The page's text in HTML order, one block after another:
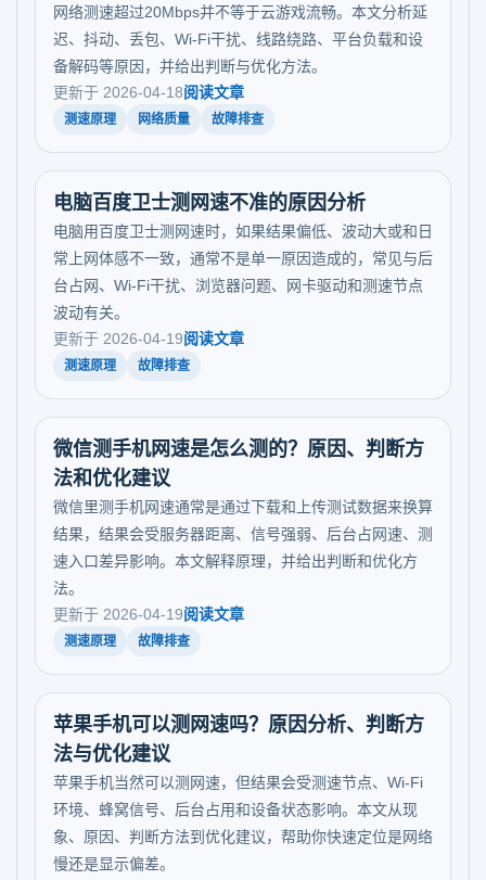
网络测速超过20Mbps并不等于云游戏流畅。本文分析延
迟、抖动、丢包、Wi‑Fi干扰、线路绕路、平台负载和设
备解码等原因，并给出判断与优化方法。
更新于 2026-04-18阅读文章
测速原理 网络质量 故障排查
电脑百度卫士测网速不准的原因分析
电脑用百度卫士测网速时，如果结果偏低、波动大或和日
常上网体感不一致，通常不是单一原因造成的，常见与后
台占网、Wi-Fi干扰、浏览器问题、网卡驱动和测速节点
波动有关。
更新于 2026-04-19阅读文章
测速原理 故障排查
微信测手机网速是怎么测的？原因、判断方
法和优化建议
微信里测手机网速通常是通过下载和上传测试数据来换算
结果，结果会受服务器距离、信号强弱、后台占网速、测
速入口差异影响。本文解释原理，并给出判断和优化方
法。
更新于 2026-04-19阅读文章
测速原理 故障排查
苹果手机可以测网速吗？原因分析、判断方
法与优化建议
苹果手机当然可以测网速，但结果会受测速节点、Wi‑Fi
环境、蜂窝信号、后台占用和设备状态影响。本文从现
象、原因、判断方法到优化建议，帮助你快速定位是网络
慢还是显示偏差。